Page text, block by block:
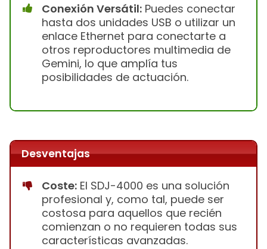
Conexión Versátil: Puedes conectar
hasta dos unidades USB o utilizar un
enlace Ethernet para conectarte a
otros reproductores multimedia de
Gemini, lo que amplía tus
posibilidades de actuación.
Desventajas
Coste: El SDJ-4000 es una solución
profesional y, como tal, puede ser
costosa para aquellos que recién
comienzan o no requieren todas sus
características avanzadas.